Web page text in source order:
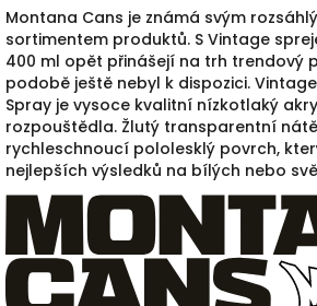
Montana Cans je známá svým
sortimentem produktů. S Vintage
400 ml opět přinášejí na trh trendový
podobě ještě nebyl k dispozici.
Spray je vysoce kvalitní nízkotlaký
rozpouštědla. Žlutý transparentní
rychleschnoucí pololesklý povrch,
nejlepších výsledků na bílých nebo